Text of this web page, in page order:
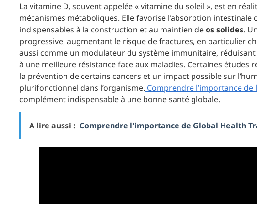
La vitamine D, souvent appelée « vitamine du soleil », est en
mécanismes métaboliques. Elle favorise l’absorption
indispensables à la construction et au maintien deos solides.
progressive, augmentant le risque de fractures, en particulier
aussi comme un modulateur du système immunitaire,
à une meilleure résistance face aux maladies. Certaines études
la prévention de certains cancers et un impact possible sur
plurifonctionnel dans l’organisme. Comprendre l’importance
complément indispensable à une bonne santé globale.
A lire aussi : Comprendre l'importance de Global Health